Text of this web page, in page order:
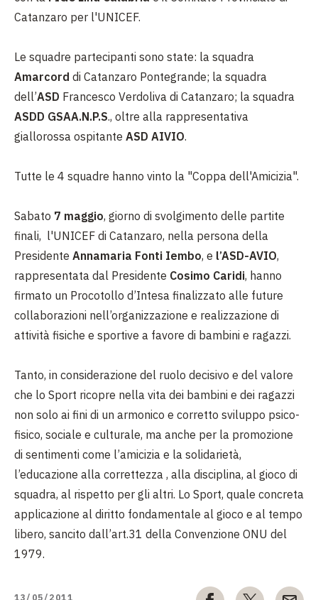
Catanzaro per l'UNICEF.
Le squadre partecipanti sono state: la squadra
Amarcord di Catanzaro Pontegrande; la squadra
dell’ASD Francesco Verdoliva di Catanzaro; la squadra
ASDD GSAA.N.P.S., oltre alla rappresentativa
giallorossa ospitante ASD AIVIO.
Tutte le 4 squadre hanno vinto la "Coppa dell'Amicizia".
Sabato 7 maggio, giorno di svolgimento delle partite
finali, l'UNICEF di Catanzaro, nella persona della
Presidente Annamaria Fonti Iembo, e l’ASD-AVIO,
rappresentata dal Presidente Cosimo Caridi, hanno
firmato un Procotollo d’Intesa finalizzato alle future
collaborazioni nell’organizzazione e realizzazione di
attività fisiche e sportive a favore di bambini e ragazzi.
Tanto, in considerazione del ruolo decisivo e del valore
che lo Sport ricopre nella vita dei bambini e dei ragazzi
non solo ai fini di un armonico e corretto sviluppo psico-
fisico, sociale e culturale, ma anche per la promozione
di sentimenti come l’amicizia e la solidarietà,
l’educazione alla correttezza , alla disciplina, al gioco di
squadra, al rispetto per gli altri. Lo Sport, quale concreta
applicazione al diritto fondamentale al gioco e al tempo
libero, sancito dall’art.31 della Convenzione ONU del
1979.
13/05/2011